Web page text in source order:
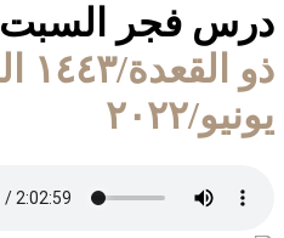
درس فجر السبت 1443-11-19
يونيو/٢٠٢٢